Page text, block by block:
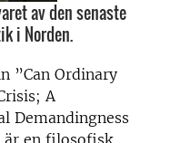
av den senaste
i Norden.
”Can Ordinary
A
Demandingness
är en filosofisk